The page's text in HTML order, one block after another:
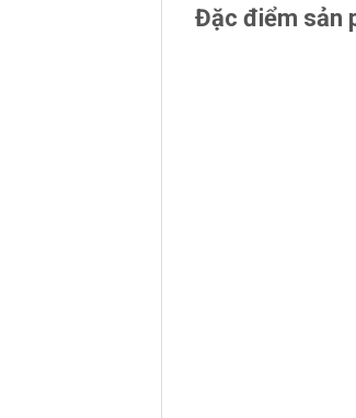
Đặc điểm sản